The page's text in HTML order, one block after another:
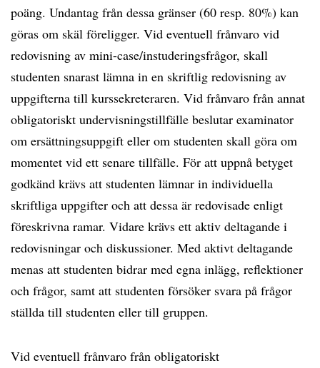
poäng. Undantag från dessa gränser (60 resp. 80%) kan
göras om skäl föreligger. Vid eventuell frånvaro vid
redovisning av mini-case/instuderingsfrågor, skall
studenten snarast lämna in en skriftlig redovisning av
uppgifterna till kurssekreteraren. Vid frånvaro från annat
obligatoriskt undervisningstillfälle beslutar examinator
om ersättningsuppgift eller om studenten skall göra om
momentet vid ett senare tillfälle. För att uppnå betyget
godkänd krävs att studenten lämnar in individuella
skriftliga uppgifter och att dessa är redovisade enligt
föreskrivna ramar. Vidare krävs ett aktiv deltagande i
redovisningar och diskussioner. Med aktivt deltagande
menas att studenten bidrar med egna inlägg, reflektioner
och frågor, samt att studenten försöker svara på frågor
ställda till studenten eller till gruppen.
Vid eventuell frånvaro från obligatoriskt